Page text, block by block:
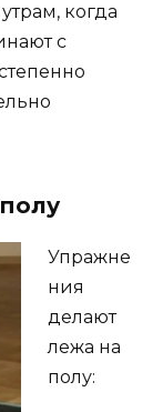
когда
с
Упражне
ния
делают
лежа на
полу: